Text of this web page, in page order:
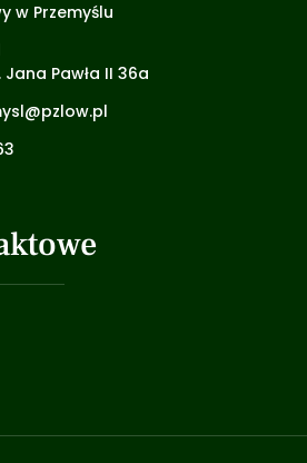
w Przemyślu
Jana Pawła II 36a